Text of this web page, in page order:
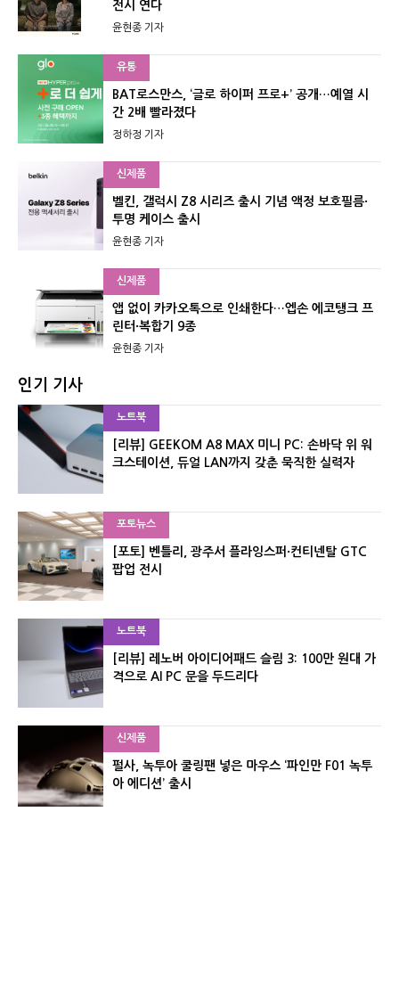
전시 연다
윤현종 기자
유통
BAT로스만스, ‘글로 하이퍼 프로+’ 공개…예열 시
간 2배 빨라졌다
정하정 기자
신제품
벨킨, 갤럭시 Z8 시리즈 출시 기념 액정 보호필름·
투명 케이스 출시
윤현종 기자
신제품
앱 없이 카카오톡으로 인쇄한다…엡손 에코탱크 프
린터·복합기 9종
윤현종 기자
인기 기사
노트북
[리뷰] GEEKOM A8 MAX 미니 PC: 손바닥 위 워
크스테이션, 듀얼 LAN까지 갖춘 묵직한 실력자
포토뉴스
[포토] 벤틀리, 광주서 플라잉스퍼·컨티넨탈 GTC
팝업 전시
노트북
[리뷰] 레노버 아이디어패드 슬림 3: 100만 원대 가
격으로 AI PC 문을 두드리다
신제품
펄사, 녹투아 쿨링팬 넣은 마우스 ‘파인만 F01 녹투
아 에디션’ 출시